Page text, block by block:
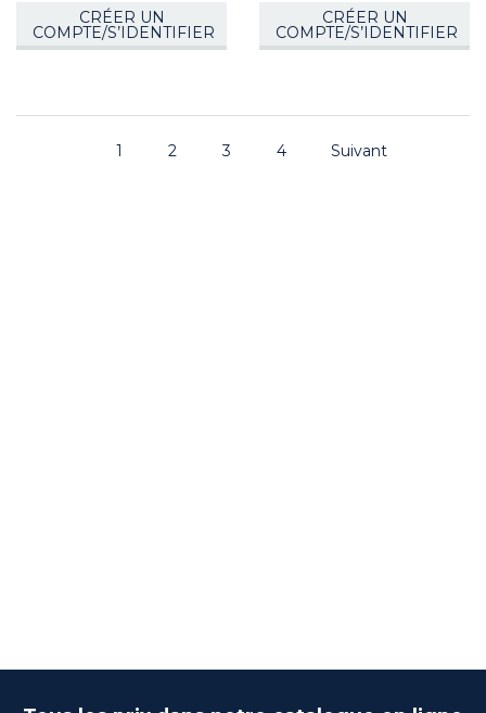
CRÉER UN
COMPTE/S’IDENTIFIER
CRÉER UN
COMPTE/S’IDENTIFIER
1 2 3 4 Suivant